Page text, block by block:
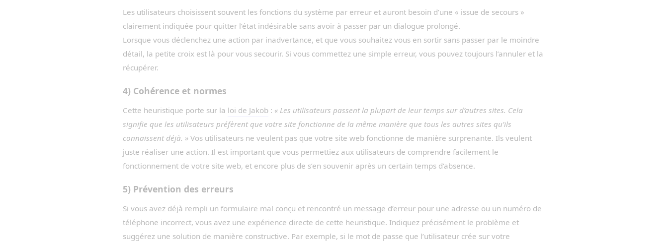
Les utilisateurs choisissent souvent les fonctions du système par erreur et auront besoin d’une « issue de secours »
clairement indiquée pour quitter l’état indésirable sans avoir à passer par un dialogue prolongé.
Lorsque vous déclenchez une action par inadvertance, et que vous souhaitez vous en sortir sans passer par le moindre
détail, la petite croix est là pour vous secourir. Si vous commettez une simple erreur, vous pouvez toujours l’annuler et la
récupérer.
4) Cohérence et normes
Cette heuristique porte sur la loi de Jakob : « Les utilisateurs passent la plupart de leur temps sur d’autres sites. Cela
signifie que les utilisateurs préfèrent que votre site fonctionne de la même manière que tous les autres sites qu’ils
connaissent déjà. » Vos utilisateurs ne veulent pas que votre site web fonctionne de manière surprenante. Ils veulent
juste réaliser une action. Il est important que vous permettiez aux utilisateurs de comprendre facilement le
fonctionnement de votre site web, et encore plus de s’en souvenir après un certain temps d’absence.
5) Prévention des erreurs
Si vous avez déjà rempli un formulaire mal conçu et rencontré un message d’erreur pour une adresse ou un numéro de
téléphone incorrect, vous avez une expérience directe de cette heuristique. Indiquez précisément le problème et
suggérez une solution de manière constructive. Par exemple, si le mot de passe que l’utilisateur crée sur votre